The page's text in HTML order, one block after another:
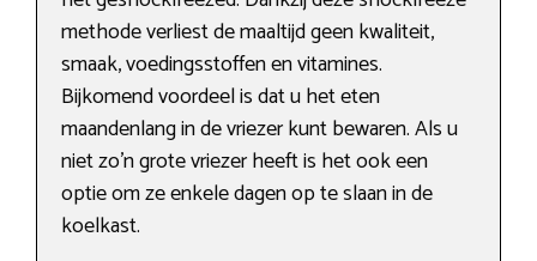
methode verliest de maaltijd geen kwaliteit,
smaak, voedingsstoffen en vitamines.
Bijkomend voordeel is dat u het eten
maandenlang in de vriezer kunt bewaren. Als u
niet zo’n grote vriezer heeft is het ook een
optie om ze enkele dagen op te slaan in de
koelkast.